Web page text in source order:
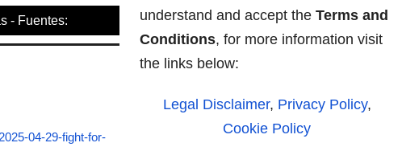
understand and accept the Terms and
Conditions, for more information visit
the links below:
Legal Disclaimer, Privacy Policy,
Cookie Policy
- Fuentes:
04-29-fight-for-